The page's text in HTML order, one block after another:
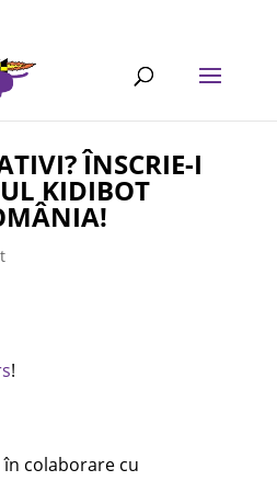
ÎNSCRIE-I
KIDIBOT
!
în colaborare cu